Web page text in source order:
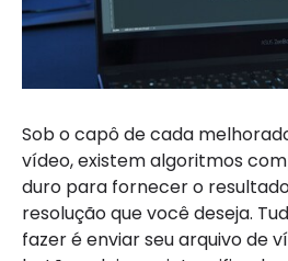
Sob o capô de cada
vídeo, existem algoritmos
duro para fornecer o
resolução que você deseja.
fazer é enviar seu arquivo de